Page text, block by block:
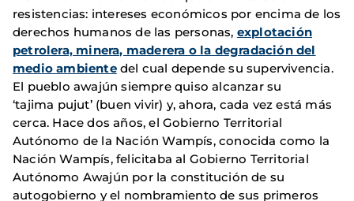
resistencias: intereses económicos por encima de los
derechos humanos de las personas, explotación
petrolera, minera, maderera o la degradación del
medio ambientedel cual depende su supervivencia.
El pueblo awajún siempre quiso alcanzar su
‘tajima pujut’ (buen vivir) y, ahora, cada vez está más
cerca. Hace dos años, el Gobierno Territorial
Autónomo de la Nación Wampís, conocida como la
Nación Wampís, felicitaba al Gobierno Territorial
Autónomo Awajún por la constitución de su
autogobierno y el nombramiento de sus primeros